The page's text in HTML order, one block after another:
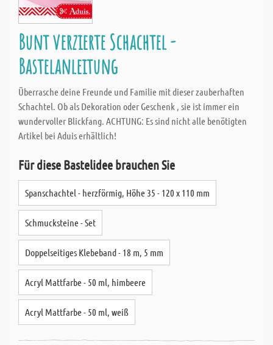
Bunt verzierte Schachtel -
Bastelanleitung
Überrasche deine Freunde und Familie mit dieser zauberhaften
Schachtel. Ob als Dekoration oder Geschenk , sie ist immer ein
wundervoller Blickfang. ACHTUNG: Es sind nicht alle benötigten
Artikel bei Aduis erhältlich!
Für diese Bastelidee brauchen Sie
Spanschachtel - herzförmig, Höhe 35 - 120 x 110 mm
Schmucksteine - Set
Doppelseitiges Klebeband - 18 m, 5 mm
Acryl Mattfarbe - 50 ml, himbeere
Acryl Mattfarbe - 50 ml, weiß